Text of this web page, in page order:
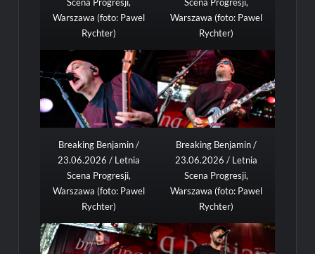
Warszawa (foto: Pawel
Rychter)
Warszawa (foto: Pawel
Rychter)
Breaking Benjamin /
23.06.2026 / Letnia
Scena Progresji,
Warszawa (foto: Pawel
Rychter)
Breaking Benjamin /
23.06.2026 / Letnia
Scena Progresji,
Warszawa (foto: Pawel
Rychter)